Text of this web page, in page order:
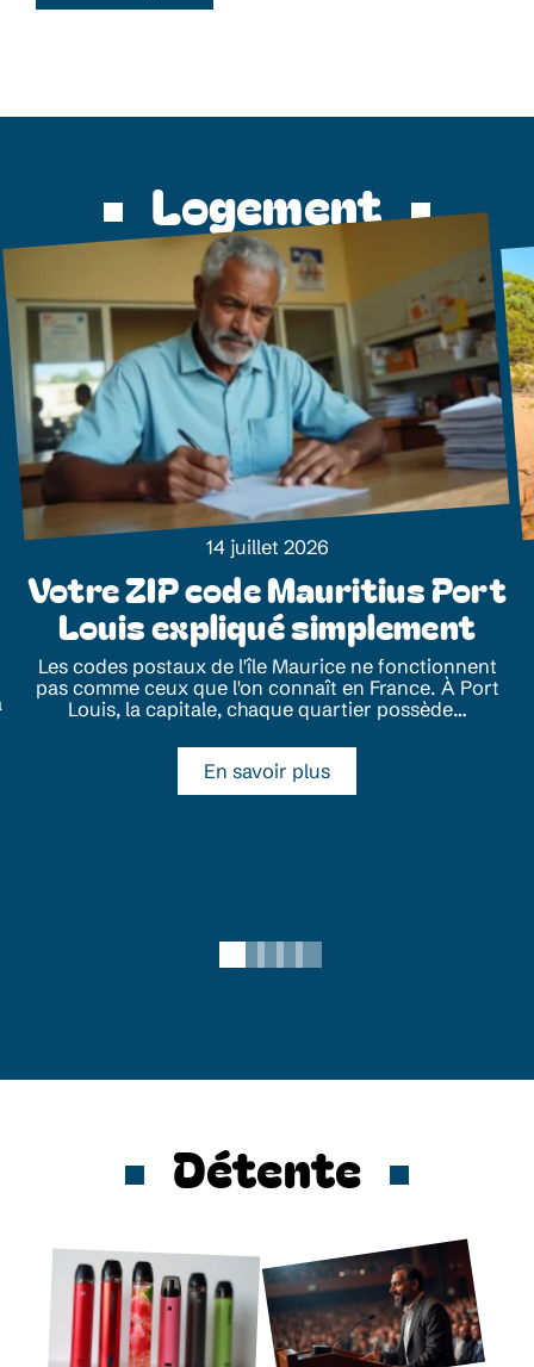
Logement
14 juillet 2026
Votre ZIP code Mauritius Port
Louis expliqué simplement
Les codes postaux de l'île Maurice ne fonctionnent
pas comme ceux que l'on connaît en France. À Port
Louis, la capitale, chaque quartier possède…
En savoir plus
Détente